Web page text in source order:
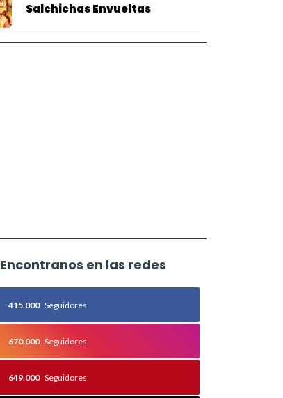
Salchichas Envueltas
Encontranos en las redes
415.000 Seguidores
670.000 Seguidores
649.000 Seguidores